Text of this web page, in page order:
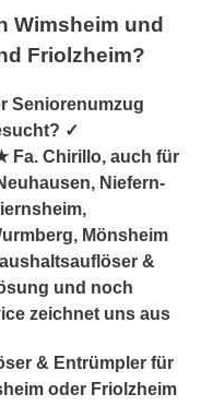
Wimsheim und
Friolzheim?
Seniorenumzug
✓
Chirillo, auch für
Niefern-
Mönsheim
&
und noch
zeichnet uns aus
& Entrümpler für
oder Friolzheim